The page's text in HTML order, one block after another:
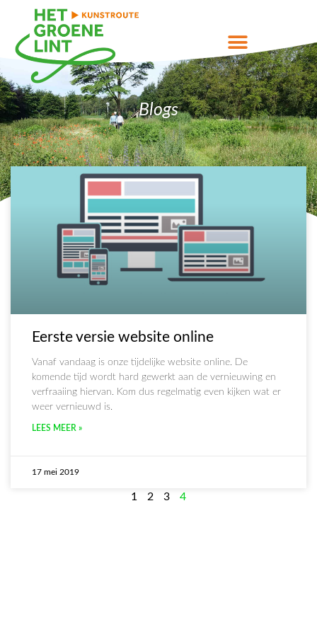
Blogs
Eerste versie website online
Vanaf vandaag is onze tijdelijke website online. De
komende tijd wordt hard gewerkt aan de vernieuwing en
verfraaiing hiervan. Kom dus regelmatig even kijken wat er
weer vernieuwd is.
LEES MEER »
17 mei 2019
1 2 3 4